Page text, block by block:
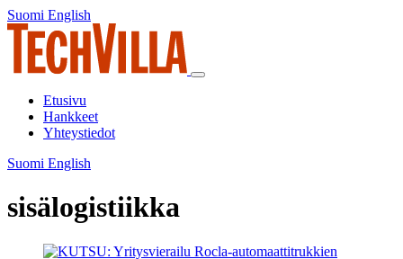
Siirry
sisältöön
Suomi Suomi
English
Päävalikko
Etusivu
Hankkeet
Yhteystiedot
Suomi Suomi
English
sisälogistiikka